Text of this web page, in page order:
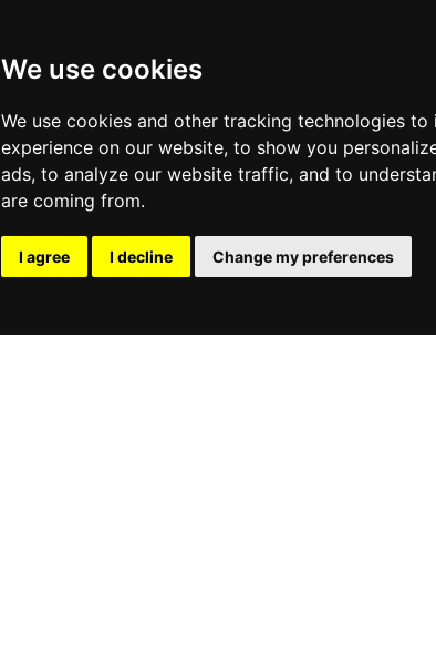
We use cookies
We use cookies and other tracking technologies
experience on our website, to show you
ads, to analyze our website traffic, and to
are coming from.
I agree I decline Change my preferences